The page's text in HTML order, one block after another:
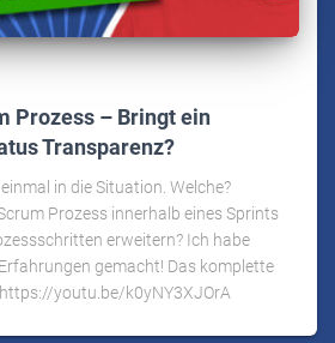
Prozess – Bringt ein
Transparenz?
in die Situation. Welche?
Prozess innerhalb eines Sprints
erweitern? Ich habe
gemacht! Das komplette
youtu.be/k0yNY3XJOrA